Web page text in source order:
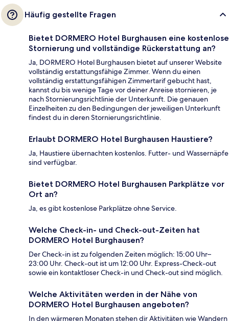
Häufig gestellte Fragen
Bietet DORMERO Hotel Burghausen eine kostenlose
Stornierung und vollständige Rückerstattung an?
Ja, DORMERO Hotel Burghausen bietet auf unserer Website
vollständig erstattungsfähige Zimmer. Wenn du einen
vollständig erstattungsfähigen Zimmertarif gebucht hast,
kannst du bis wenige Tage vor deiner Anreise stornieren, je
nach Stornierungsrichtlinie der Unterkunft. Die genauen
Einzelheiten zu den Bedingungen der jeweiligen Unterkunft
findest du in deren Stornierungsrichtlinie.
Erlaubt DORMERO Hotel Burghausen Haustiere?
Ja, Haustiere übernachten kostenlos. Futter- und Wassernäpfe
sind verfügbar.
Bietet DORMERO Hotel Burghausen Parkplätze vor
Ort an?
Ja, es gibt kostenlose Parkplätze ohne Service.
Welche Check-in- und Check-out-Zeiten hat
DORMERO Hotel Burghausen?
Der Check-in ist zu folgenden Zeiten möglich: 15:00 Uhr–
23:00 Uhr. Check-out ist um 12:00 Uhr. Express-Check-out
sowie ein kontaktloser Check-in und Check-out sind möglich.
Welche Aktivitäten werden in der Nähe von
DORMERO Hotel Burghausen angeboten?
In den wärmeren Monaten stehen dir Aktivitäten wie Wandern